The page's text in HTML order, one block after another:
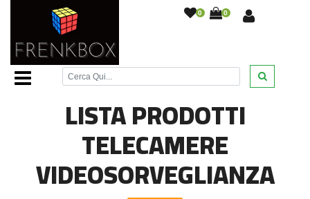
0 0
Home Page /Videosorveglianza
videosorveglianza/
LISTA PRODOTTI
TELECAMERE
VIDEOSORVEGLIANZA